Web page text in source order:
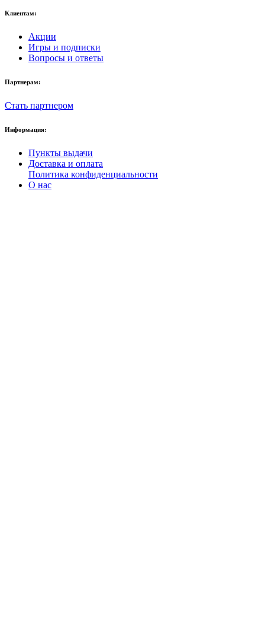
Клиентам:
Акции
Игры и подписки
Вопросы и ответы
Партнерам:
Стать партнером
Информация:
Пункты выдачи
Доставка и оплата
Политика конфиденциальности
О нас